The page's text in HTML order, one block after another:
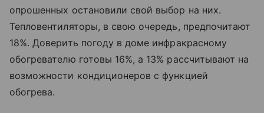
опрошенных остановили свой выбор на них.
Тепловентиляторы, в свою очередь, предпочитают
18%. Доверить погоду в доме инфракрасному
обогревателю готовы 16%, а 13% рассчитывают на
возможности кондиционеров с функцией
обогрева.